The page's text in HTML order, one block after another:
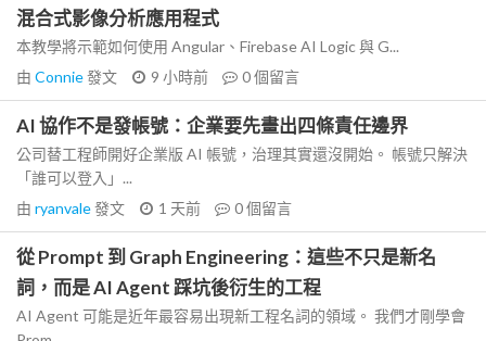
混合式影像分析應用程式
本教學將示範如何使用 Angular、Firebase AI Logic 與 G...
由 Connie發文 9 小時前 0個留言
AI 協作不是發帳號：企業要先畫出四條責任邊界
公司替工程師開好企業版 AI 帳號，治理其實還沒開始。 帳號只解決
「誰可以登入」...
由 ryanvale發文 1 天前 0個留言
從 Prompt 到 Graph Engineering：這些不只是新名
詞，而是 AI Agent 踩坑後衍生的工程
AI Agent 可能是近年最容易出現新工程名詞的領域。 我們才剛學會